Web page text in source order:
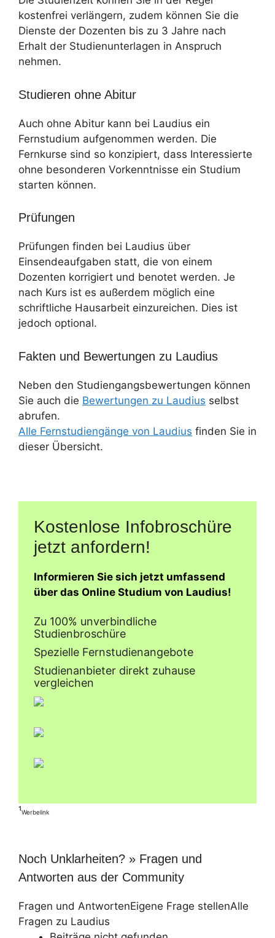
kostenfrei verlängern, zudem können Sie die
Dienste der Dozenten bis zu 3 Jahre nach
Erhalt der Studienunterlagen in Anspruch
nehmen.
Studieren ohne Abitur
Auch ohne Abitur kann bei Laudius ein
Fernstudium aufgenommen werden. Die
Fernkurse sind so konzipiert, dass Interessierte
ohne besonderen Vorkenntnisse ein Studium
starten können.
Prüfungen
Prüfungen finden bei Laudius über
Einsendeaufgaben statt, die von einem
Dozenten korrigiert und benotet werden. Je
nach Kurs ist es außerdem möglich eine
schriftliche Hausarbeit einzureichen. Dies ist
jedoch optional.
Fakten und Bewertungen zu Laudius
Neben den Studiengangsbewertungen können
Sie auch die Bewertungen zu Laudius selbst
abrufen.
Alle Fernstudiengänge von Laudius finden Sie in
dieser Übersicht.
Kostenlose Infobroschüre
jetzt anfordern!
Informieren Sie sich jetzt umfassend
über das Online Studium von Laudius!
Zu 100% unverbindliche
Studienbroschüre
Spezielle Fernstudienangebote
Studienanbieter direkt zuhause
vergleichen
¹Werbelink
Noch Unklarheiten? » Fragen und
Antworten aus der Community
Fragen und AntwortenEigene Frage stellenAlle
Fragen zu Laudius